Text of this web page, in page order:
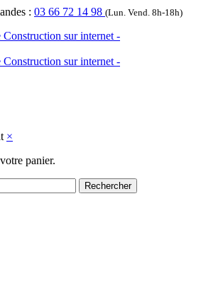
: 03 66 72 14 98 (Lun. Vend. 8h-18h)
×
panier.
Rechercher